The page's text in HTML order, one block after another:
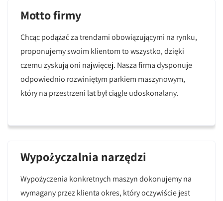
Motto firmy
Chcąc podążać za trendami obowiązującymi na rynku,
proponujemy swoim klientom to wszystko, dzięki
czemu zyskują oni najwięcej. Nasza firma dysponuje
odpowiednio rozwiniętym parkiem maszynowym,
który na przestrzeni lat był ciągle udoskonalany.
Wypożyczalnia narzędzi
Wypożyczenia konkretnych maszyn dokonujemy na
wymagany przez klienta okres, który oczywiście jest